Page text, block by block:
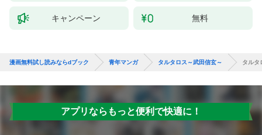
キャンペーン 無料
漫画無料試し読みならdブック 青年マンガ タルタロス～武田信玄～ タルタ
アプリならもっと便利で快適に！